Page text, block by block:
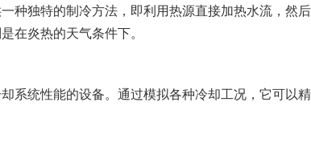
种独特的制冷方法，即利用热源直接加热水流，然
在炎热的天气条件下。
系统性能的设备。通过模拟各种冷却工况，它可以